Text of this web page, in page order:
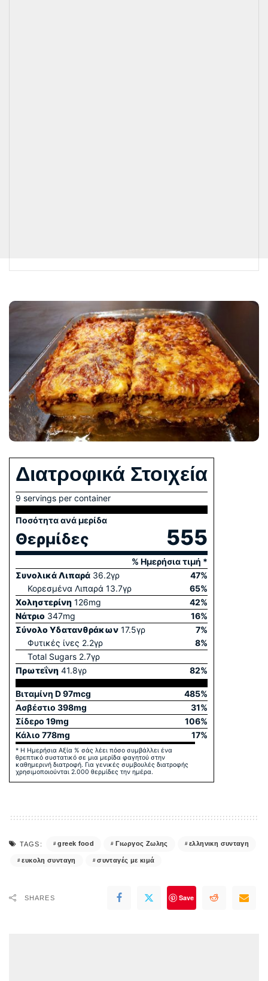
Διατροφικά Στοιχεία
9 servings per container
Ποσότητα ανά μερίδα
Θερμίδες 555
% Ημερήσια τιμή *
Συνολικά Λιπαρά 36.2γρ 47%
Κορεσμένα Λιπαρά 13.7γρ 65%
Χοληστερίνη 126mg 42%
Νάτριο 347mg 16%
Σύνολο Yδατανθράκων 17.5γρ 7%
Φυτικές ίνες 2.2γρ 8%
Total Sugars 2.7γρ
Πρωτεΐνη 41.8γρ 82%
Βιταμίνη D97mcg 485%
Ασβέστιο 398mg 31%
Σίδερο 19mg 106%
Κάλιο 778mg 17%
* Η Ημερήσια Αξία % σάς λέει πόσο συμβάλλει ένα
θρεπτικό συστατικό σε μια μερίδα φαγητού στην
καθημερινή διατροφή. Για γενικές συμβουλές διατροφής
χρησιμοποιούνται 2.000 θερμίδες την ημέρα.
TAGS: greek food Γιωργος Ζωλης ελληνικη συνταγη
ευκολη συνταγη συνταγές με κιμά
SHARES Save